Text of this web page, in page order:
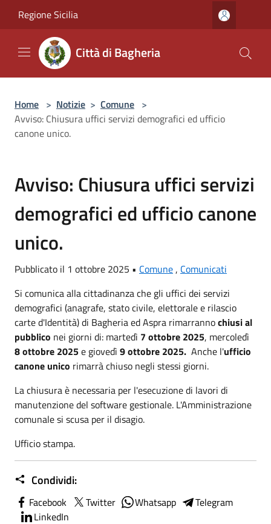
Regione Sicilia
Città di Bagheria
Home > Notizie > Comune >
Avviso: Chiusura uffici servizi demografici ed ufficio
canone unico.
Avviso: Chiusura uffici servizi
demografici ed ufficio canone
unico.
Pubblicato il 1 ottobre 2025 • Comune , Comunicati
Si comunica alla cittadinanza che gli uffici dei servizi
demografici (anagrafe, stato civile, elettorale e rilascio
carte d'Identità) di Bagheria ed Aspra rimarrannochiusi al
pubblico nei giorni di: martedì 7 ottobre 2025, mercoledì
8 ottobre 2025e giovedì 9 ottobre 2025. Anche l'ufficio
canone unico rimarrà chiuso negli stessi giorni.
La chiusura è necessaria per l'esecuzione di lavori di
manutenzione del software gestionale. L'Amministrazione
comunale si scusa per il disagio.
Ufficio stampa.
Condividi:
Facebook Twitter Whatsapp
Telegram
LinkedIn